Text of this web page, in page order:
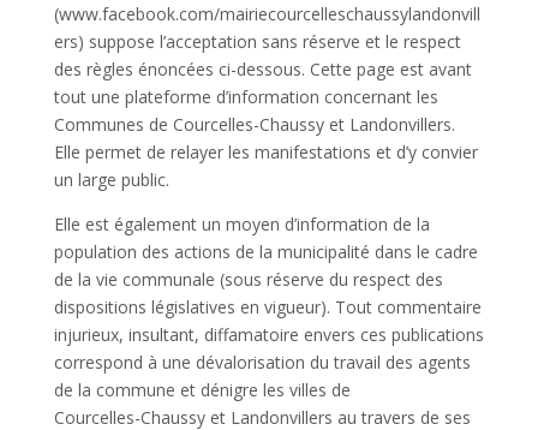
(www.facebook.com/mairiecourcelleschaussylandonvill
ers) suppose l’acceptation sans réserve et le respect
des règles énoncées ci-dessous. Cette page est avant
tout une plateforme d’information concernant les
Communes de Courcelles-Chaussy et Landonvillers.
Elle permet de relayer les manifestations et d’y convier
un large public.
Elle est également un moyen d’information de la
population des actions de la municipalité dans le cadre
de la vie communale (sous réserve du respect des
dispositions législatives en vigueur). Tout commentaire
injurieux, insultant, diffamatoire envers ces publications
correspond à une dévalorisation du travail des agents
de la commune et dénigre les villes de
Courcelles-Chaussy et Landonvillers au travers de ses